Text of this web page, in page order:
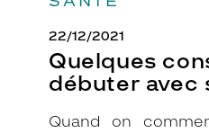
22/12/2021
Quelques
débuter avec
Quand on